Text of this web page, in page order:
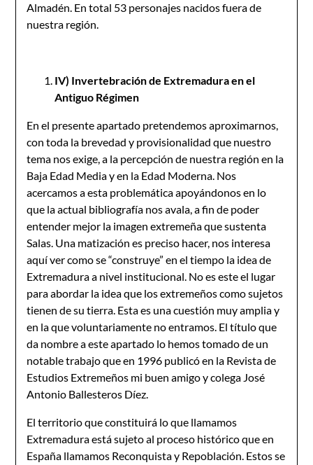
Almadén. En total 53 personajes nacidos fuera de
nuestra región.
IV) Invertebración de Extremadura en el
Antiguo Régimen
En el presente apartado pretendemos aproximarnos,
con toda la brevedad y provisionalidad que nuestro
tema nos exige, a la percepción de nuestra región en la
Baja Edad Media y en la Edad Moderna. Nos
acercamos a esta problemática apoyándonos en lo
que la actual bibliografía nos avala, a fin de poder
entender mejor la imagen extremeña que sustenta
Salas. Una matización es preciso hacer, nos interesa
aquí ver como se “construye” en el tiempo la idea de
Extremadura a nivel institucional. No es este el lugar
para abordar la idea que los extremeños como sujetos
tienen de su tierra. Esta es una cuestión muy amplia y
en la que voluntariamente no entramos. El título que
da nombre a este apartado lo hemos tomado de un
notable trabajo que en 1996 publicó en la Revista de
Estudios Extremeños mi buen amigo y colega José
Antonio Ballesteros Díez.
El territorio que constituirá lo que llamamos
Extremadura está sujeto al proceso histórico que en
España llamamos Reconquista y Repoblación. Estos se